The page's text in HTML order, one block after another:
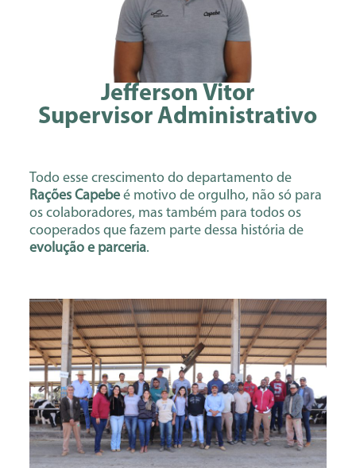
Jefferson Vitor
Supervisor Administrativo
Todo esse crescimento do departamento de
Rações Capebeé motivo de orgulho, não só para
os colaboradores, mas também para todos os
cooperados que fazem parte dessa história de
evolução e parceria.